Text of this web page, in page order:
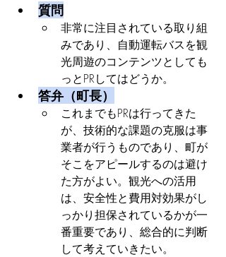
質問
非常に注目されている取り組
みであり、自動運転バスを観
光周遊のコンテンツとしても
っとPRしてはどうか。
答弁（町長）
これまでもPRは行ってきた
が、技術的な課題の克服は事
業者が行うものであり、町が
そこをアピールするのは避け
た方がよい。観光への活用
は、安全性と費用対効果がし
っかり担保されているかが一
番重要であり、総合的に判断
して考えていきたい。